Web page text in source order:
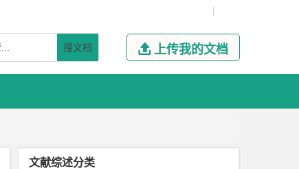
|
搜文档  上传我的文档
文献综述分类